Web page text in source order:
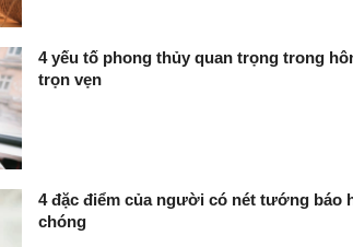
4 yếu tố phong thủy quan trọng trong
trọn vẹn
4 đặc điểm của người có nét tướng báo
chóng